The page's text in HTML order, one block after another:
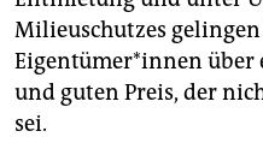
Milieuschutzes
Ei­gen­tü­me­r*in­nen über
und guten Preis, der
sei.